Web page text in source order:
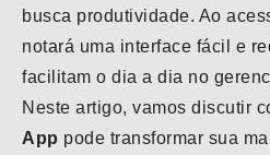
busca produtividade. Ao
notará uma interface fácil e
facilitam o dia a dia no
Neste artigo, vamos discutir
App pode transformar sua